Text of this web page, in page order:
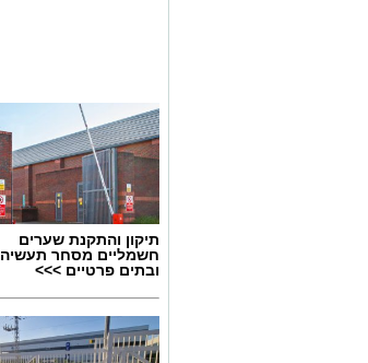
תיקון והתקנת שערים
חשמליים מסחר תעשיה
ובתים פרטיים >>>